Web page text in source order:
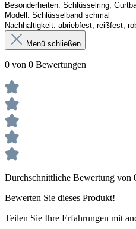
Besonderheiten: Schlüsselring,
Modell: Schlüsselband schmal
Nachhaltigkeit: abriebfest, reißfest,
Menü schließen
0 von 0 Bewertungen
Durchschnittliche Bewertung von
Bewerten Sie dieses Produkt!
Teilen Sie Ihre Erfahrungen mit